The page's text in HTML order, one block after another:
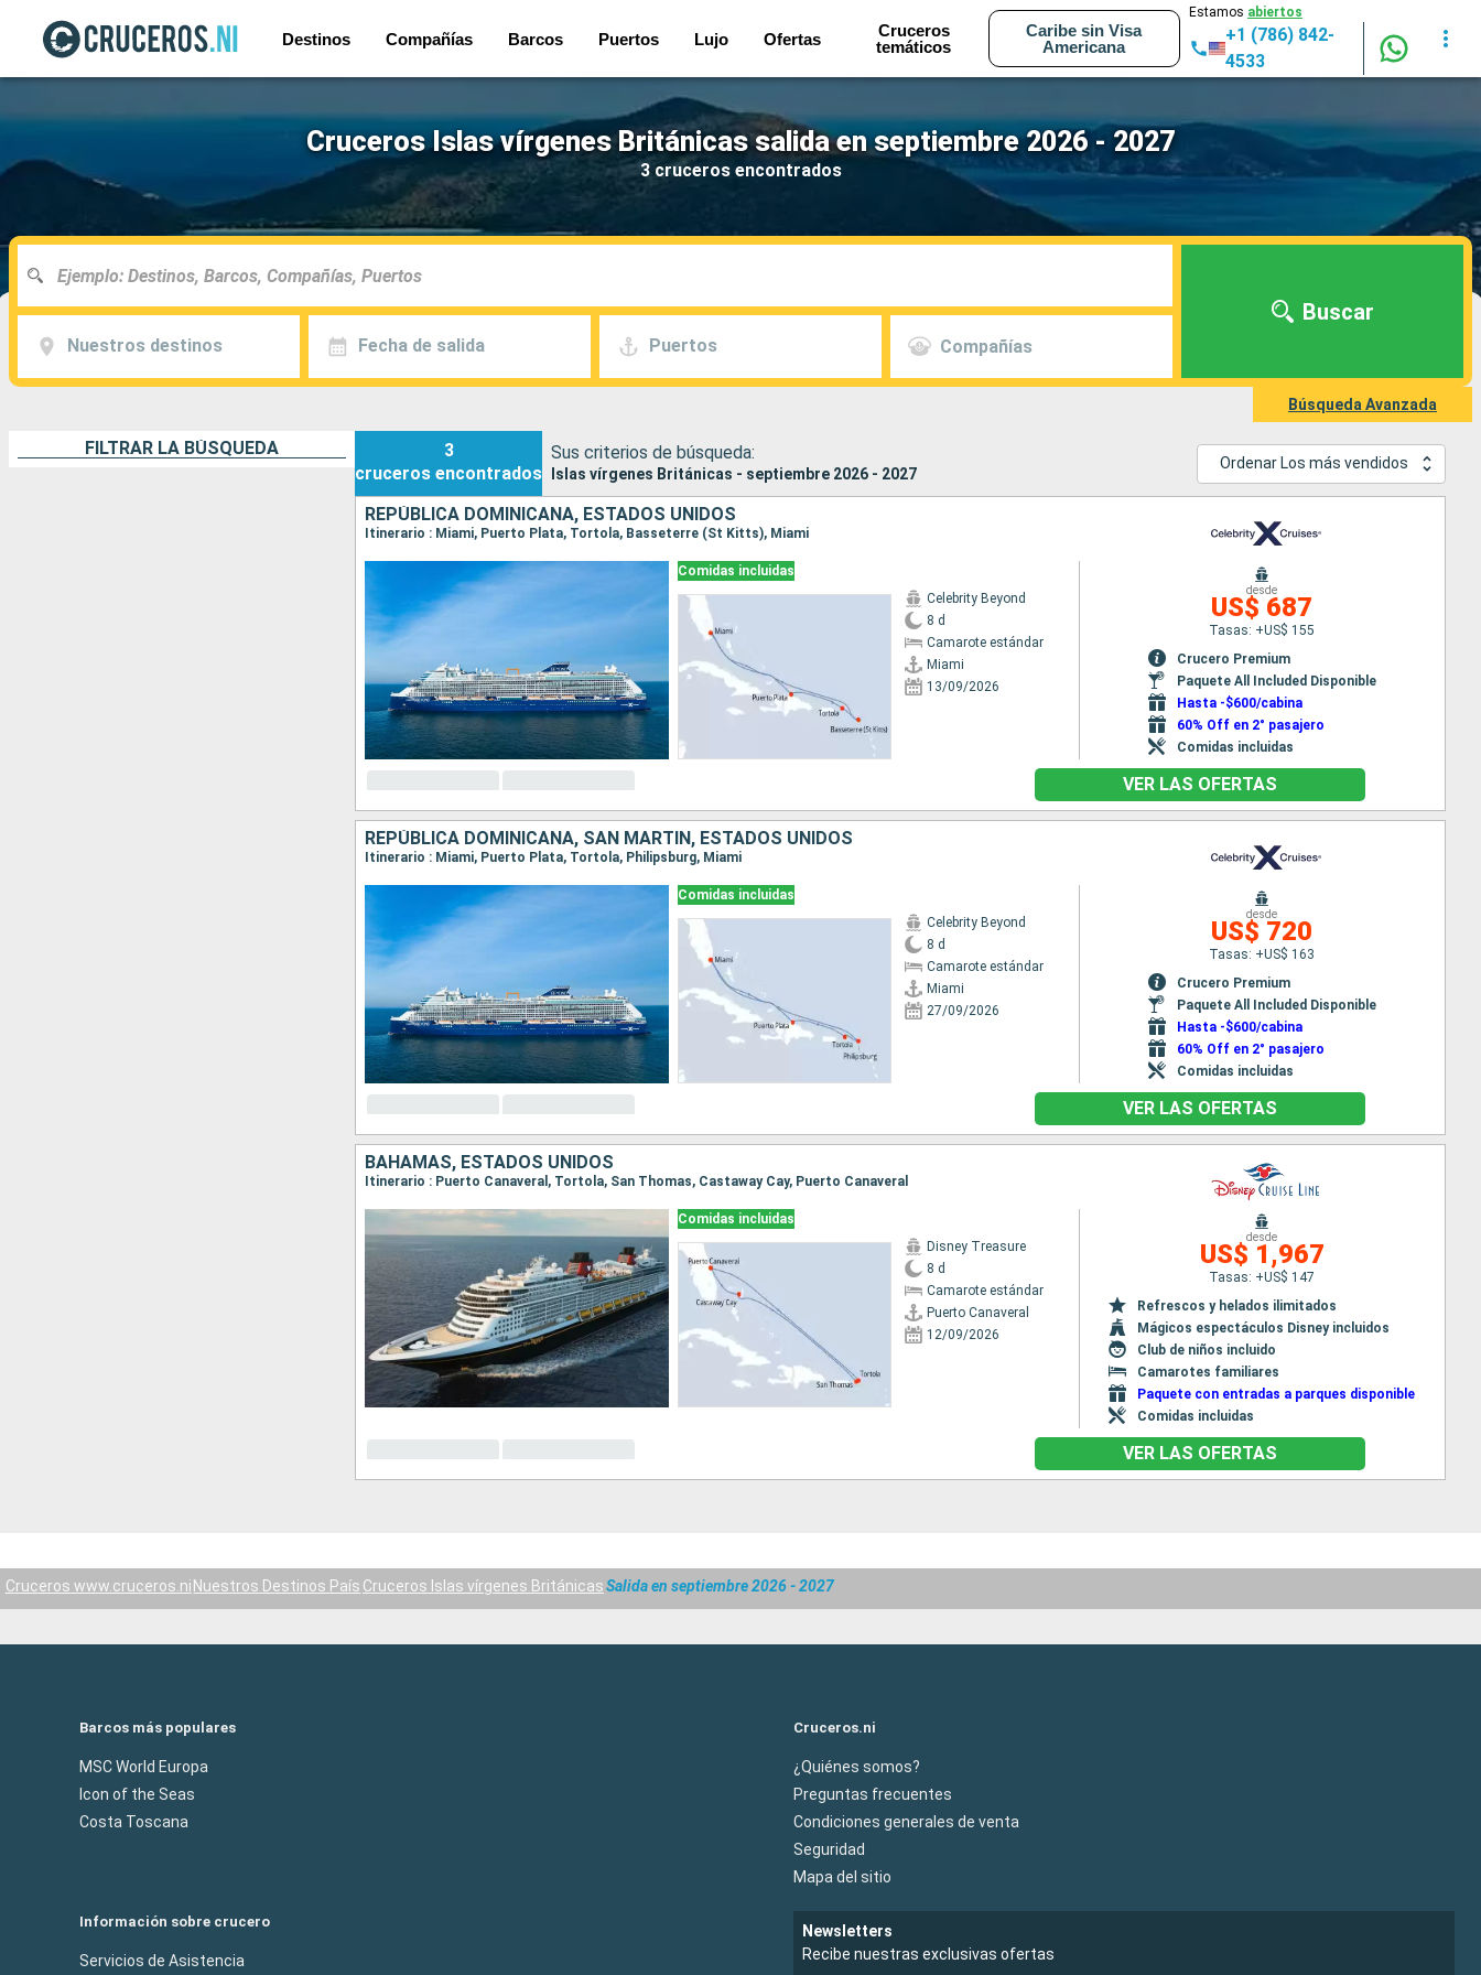
Destinos Compañías Barcos Puertos Lujo Ofertas
Cruceros
temáticos
Caribe sin Visa
Americana
Estamos abiertos
+1 (786) 842-
4533
Cruceros Islas vírgenes Británicas salida en septiembre 2026 - 2027
3 cruceros encontrados
Nuestros destinos Fecha de salida Puertos Compañías
Buscar
Búsqueda Avanzada
FILTRAR LA BÚSQUEDA
3
cruceros encontrados
Sus criterios de búsqueda:
Islas vírgenes Británicas - septiembre 2026 - 2027
Ordenar Los más vendidos
REPÚBLICA DOMINICANA, ESTADOS UNIDOS
Itinerario : Miami, Puerto Plata, Tortola, Basseterre (St Kitts), Miami
Comidas incluidas
Celebrity Beyond
8 d
Camarote estándar
Miami
13/09/2026
desde
US$ 687
Tasas: +US$ 155
Crucero Premium
Paquete All Included Disponible
Hasta -$600/cabina
60% Off en 2° pasajero
Comidas incluidas
VER LAS OFERTAS
REPÚBLICA DOMINICANA, SAN MARTÍN, ESTADOS UNIDOS
Itinerario : Miami, Puerto Plata, Tortola, Philipsburg, Miami
Comidas incluidas
Celebrity Beyond
8 d
Camarote estándar
Miami
27/09/2026
desde
US$ 720
Tasas: +US$ 163
Crucero Premium
Paquete All Included Disponible
Hasta -$600/cabina
60% Off en 2° pasajero
Comidas incluidas
VER LAS OFERTAS
BAHAMAS, ESTADOS UNIDOS
Itinerario : Puerto Canaveral, Tortola, San Thomas, Castaway Cay, Puerto Canaveral
Comidas incluidas
Disney Treasure
8 d
Camarote estándar
Puerto Canaveral
12/09/2026
desde
US$ 1,967
Tasas: +US$ 147
Refrescos y helados ilimitados
Mágicos espectáculos Disney incluidos
Club de niños incluido
Camarotes familiares
Paquete con entradas a parques disponible
Comidas incluidas
VER LAS OFERTAS
Cruceros www.cruceros.ni Nuestros Destinos País Cruceros Islas vírgenes BritánicasSalida en septiembre 2026 - 2027
Barcos más populares
MSC World Europa
Icon of the Seas
Costa Toscana
Cruceros.ni
¿Quiénes somos?
Preguntas frecuentes
Condiciones generales de venta
Seguridad
Mapa del sitio
Información sobre crucero
Servicios de Asistencia
Newsletters
Recibe nuestras exclusivas ofertas